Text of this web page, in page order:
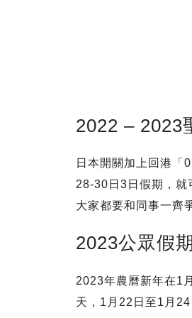
2022 – 2023
日本開關加上回港「
28-30日3日假期，就
大家都要和同事一齊
2023公眾假
2023年農曆新年在1
天，1月22日至1月